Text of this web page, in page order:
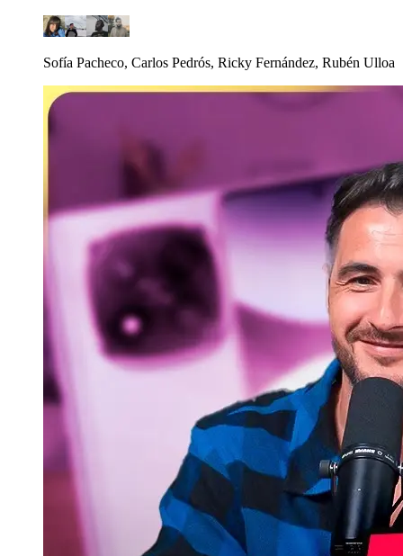
Sofía Pacheco, Carlos Pedrós, Ricky Fernández, Rubén Ulloa